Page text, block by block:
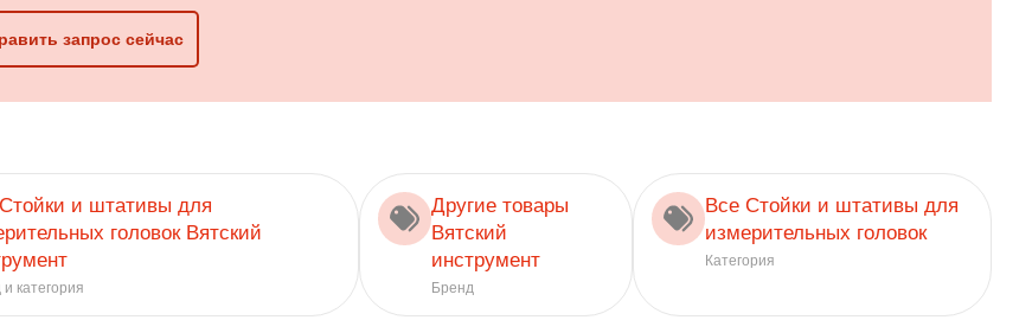
запрос сейчас
и штативы для
головок Вятский
категория
Другие товары
Вятский
инструмент
Бренд
Все Стойки и штативы для
измерительных головок
Категория